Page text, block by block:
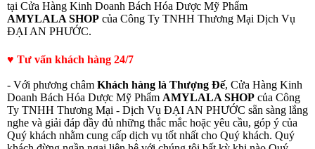
tại Cửa Hàng Kinh Doanh Bách Hóa Dược Mỹ Phẩm
AMYLALA SHOP của Công Ty TNHH Thương Mại Dịch Vụ
ĐẠI AN PHƯỚC.
♥ Tư vấn khách hàng 24/7
- Với phương châm Khách hàng là Thượng Đế, Cửa Hàng Kinh
Doanh Bách Hóa Dược Mỹ Phẩm AMYLALA SHOP của Công
Ty TNHH Thương Mại - Dịch Vụ ĐẠI AN PHƯỚC sẵn sàng lắng
nghe và giải đáp đầy đủ những thắc mắc hoặc yêu cầu, góp ý của
Quý khách nhằm cung cấp dịch vụ tốt nhất cho Quý khách. Quý